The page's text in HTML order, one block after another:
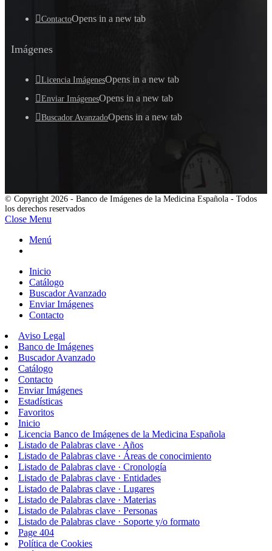
ContactoOpens in a new tab
Imágenes
Licencia ImágenesOpens in a new tab
Enviar ImágenesOpens in a new tab
Buscador AvanzadoOpens in a new tab
© Copyright 2026 - Banco de Imágenes de la Medicina Española - Todos
los derechos reservados
Close Menu
Menú
Inicio
Catálogo
Buscador Avanzado
Enviar Imágenes
Contacto
Aviso Legal
Banco de Imágenes
Buscador Avanzado
Catálogo
Contacto
Enviar Imágenes
Estadísticas
Favoritos
Inicio
Licencia Banco de Imágenes de la Medicina Española
Listado de Palabras clave · Años
Listado de Palabras clave · Áreas de conocimiento
Listado de Palabras clave · Cronología
Listado de Palabras clave · Entidades
Listado de Palabras clave · Lugares
Listado de Palabras clave · Materias
Listado de Palabras clave · Personas
Listado de Palabras clave · Soporte y/o formato
Page 404
Política de Cookies